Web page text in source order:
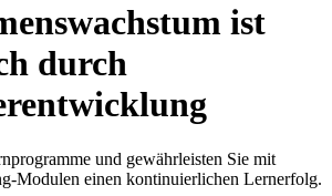
ist
durch
und gewährleisten Sie mit
Modulen einen kontinuierlichen Lernerfolg.